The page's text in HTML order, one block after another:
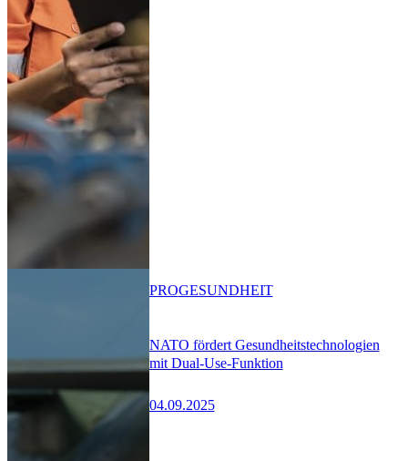
NATO fördert Gesundheitstechnologien
mit Dual-Use-Funktion
04.09.2025
PROGESUNDHEIT